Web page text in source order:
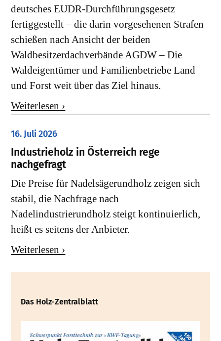
deutsches EUDR-Durchführungsgesetz
fertiggestellt – die darin vorgesehenen Strafen
schießen nach Ansicht der beiden
Waldbesitzerdachverbände AGDW – Die
Waldeigentümer und Familienbetriebe Land
und Forst weit über das Ziel hinaus.
Weiterlesen ›
16. Juli 2026
Industrieholz in Österreich rege
nachgefragt
Die Preise für Nadelsägerundholz zeigen sich
stabil, die Nachfrage nach
Nadelindustrierundholz steigt kontinuierlich,
heißt es seitens der Anbieter.
Weiterlesen ›
Das Holz-Zentralblatt